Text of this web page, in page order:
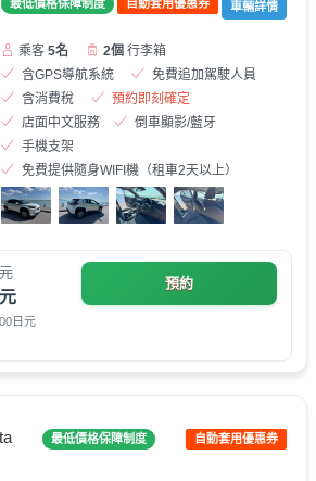
最低價格保障制度 自動套用優惠券 車輛詳情
乘客5名 2個 行李箱
含GPS導航系統
免費追加駕駛人員
含消費稅
預約即刻確定
店面中文服務
倒車顯影/藍牙
手機支架
免費提供隨身WIFI機（租車2天以上）
日元
預約
最低價格保障制度
自動套用優惠券